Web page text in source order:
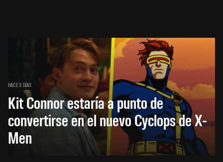
HACE 3 DÍAS
Kit Connor estaría a punto de
convertirse en el nuevo Cyclops de X-
Men